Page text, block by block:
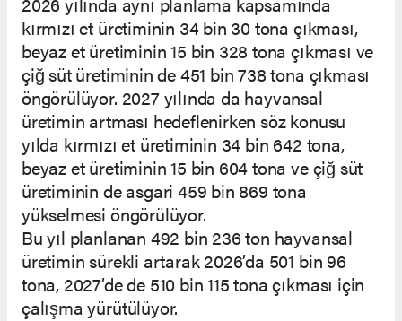
kırmızı et üretiminin 34 bin 30 tona çıkması,
beyaz et üretiminin 15 bin 328 tona çıkması ve
çiğ süt üretiminin de 451 bin 738 tona çıkması
öngörülüyor. 2027 yılında da hayvansal
üretimin artması hedeflenirken söz konusu
yılda kırmızı et üretiminin 34 bin 642 tona,
beyaz et üretiminin 15 bin 604 tona ve çiğ süt
üretiminin de asgari 459 bin 869 tona
yükselmesi öngörülüyor.
Bu yıl planlanan 492 bin 236 ton hayvansal
üretimin sürekli artarak 2026’da 501 bin 96
tona, 2027’de de 510 bin 115 tona çıkması için
çalışma yürütülüyor.